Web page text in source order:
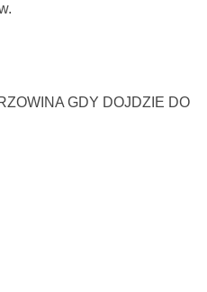
GDY DOJDZIE DO